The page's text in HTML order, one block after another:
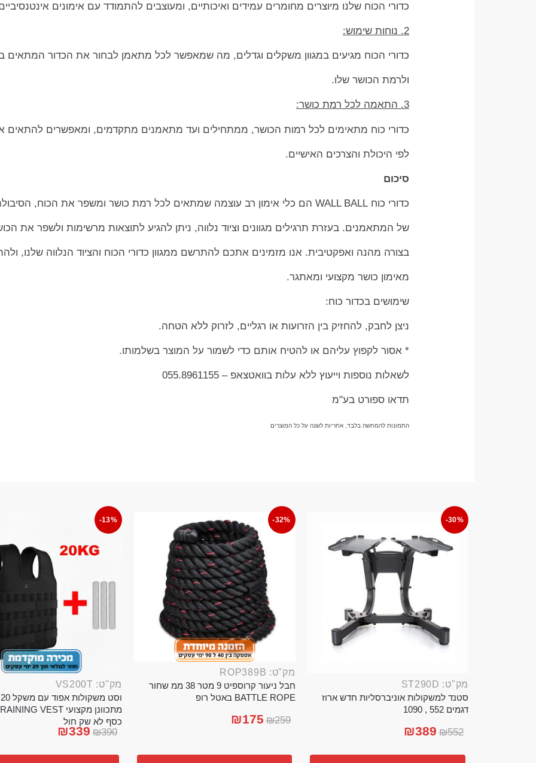
כדורי הכוח שלנו מיוצרים מחומרים עמידים ואיכותיים, ומעוצבים להתמודד עם אימונים
2. נוחות שימוש:
כדורי הכוח מגיעים במגוון משקלים וגדלים, מה שמאפשר לכל מתאמן לבחור את הכדור המתאים
ולרמת הכושר שלו.
3. התאמה לכל רמת כושר:
כדורי כוח מתאימים לכל רמות הכושר, ממתחילים ועד מתאמנים מתקדמים, ומאפשרים להתאים
לפי היכולת והצרכים האישיים.
סיכום
כדורי כוח WALL BALL הם כלי אימון רב עוצמה שמתאים לכל רמת כושר ומשפר את הכוח, הסיבולת והגמישות
של המתאמנים. בעזרת תרגילים מגוונים וציוד נלווה, ניתן להגיע לתוצאות מרשימות ולשפר את
בצורה מהנה ואפקטיבית. אנו מזמינים אתכם להתרשם ממגוון כדורי הכוח והציוד הנלווה שלנו,
מאימון כושר מקצועי ומאתגר.
שימושים בכדור כוח:
ניצן לחבק, להחזיק בין הזרועות או רגליים, לזרוק ללא הטחה.
* אסור לקפוץ עליהם או להטיח אותם כדי לשמור על המוצר בשלמותו.
לשאלות נוספות וייעוץ ללא עלות בוואטצאפ – 055.8961155
תדאו ספורט בע"מ
התמונות להמחשה בלבד, אחריות לשנה על כל המוצרים
-30%
מק"ט: ST290D
סטנד למשקולות אוניברסליות חדש ארוז
דגמים 552 , 1090
₪552
₪389
-32%
מק"ט: ROP389B
חבל ניעור קרוספיט 9 מטר 38 ממ שחור
BATTLE ROPE באטל רופ
₪259
₪175
-13%
מק"ט: VS200T
כסף לא שק חול
₪390
₪339